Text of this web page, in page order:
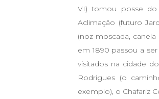
VI) tomou posse do
Aclimação (futuro
(noz-moscada,
em 1890 passou a
visitados na cidade
Rodrigues (o
exemplo), o Chafariz